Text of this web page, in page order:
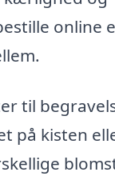
online
til
på kisten